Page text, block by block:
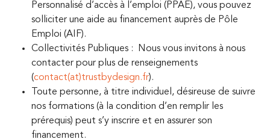
Personnalisé d’accès à l’emploi (PPAE), vous pouvez
solliciter une aide au financement auprès de Pôle
Emploi (AIF).
Collectivités Publiques : Nous vous invitons à nous
contacter pour plus de renseignements
(contact(at)trustbydesign.fr).
Toute personne, à titre individuel, désireuse de suivre
nos formations (à la condition d’en remplir les
prérequis) peut s’y inscrire et en assurer son
financement.